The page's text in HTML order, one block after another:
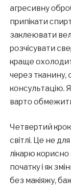
агресивну
припікати
заклеювати
розчісувати
краще
через тканину,
консультацію.
варто обмежити
Четвертий
світлі. Це не
лікарю
початку і як
без макіяжу,